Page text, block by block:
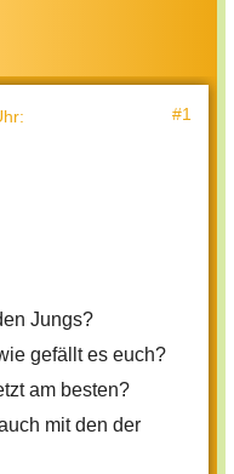
: #1
Jungs?
gefällt es euch?
am besten?
mit den der